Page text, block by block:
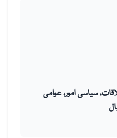
سیاسی امور، عوامی